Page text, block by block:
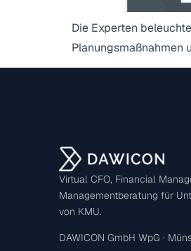
Die Experten
Planungsmaßnahmen
Virtual CFO, Financial
Managementberatung für
von KMU.
DAWICON GmbH WpG ·